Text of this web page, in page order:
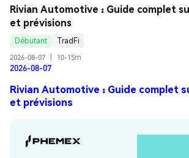
Rivian Automotive : Guide complet
et prévisions
Débutant
TradFi
2026-08-07
10-15m
2026-08-07
Rivian Automotive : Guide complet
et prévisions